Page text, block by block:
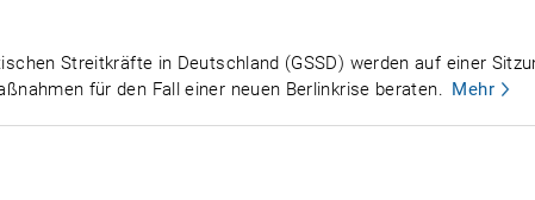
Streitkräfte in Deutschland (GSSD) werden auf einer
für den Fall einer neuen Berlinkrise beraten. Mehr